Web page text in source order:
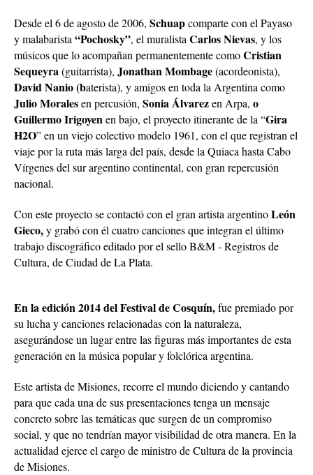
Desde el 6 de agosto de 2006, Schuapcomparte con el Payaso
y malabarista “Pochosky”, el muralista Carlos Nievas, y los
músicos que lo acompañan permanentemente comoCristian
Sequeyra(guitarrista), Jonathan Mombage(acordeonista),
David Nanio (baterista), y amigos en toda la Argentina como
Julio Moralesen percusión, Sonia Álvarezen Arpa, o
Guillermo Irigoyenen bajo, el proyecto itinerante de la “Gira
H2O” en un viejo colectivo modelo 1961, con el que registran el
viaje por la ruta más larga del país, desde la Quiaca hasta Cabo
Vírgenes del sur argentino continental, con gran repercusión
nacional.
Con este proyecto se contactó con el gran artista argentinoLeón
Gieco,y grabó con él cuatro canciones que integran el último
trabajo discográfico editado por el sello B&M - Registros de
Cultura, de Ciudad de La Plata.
En la edición 2014 del Festival de Cosquín,fue premiado por
su lucha y canciones relacionadas con la naturaleza,
asegurándose un lugar entre las figuras más importantes de esta
generación en la música popular y folclórica argentina.
Este artista de Misiones, recorre el mundo diciendo y cantando
para que cada una de sus presentaciones tenga un mensaje
concreto sobre las temáticas que surgen de un compromiso
social, y que no tendrían mayor visibilidad de otra manera. En la
actualidad ejerce el cargo de ministro de Cultura de la provincia
de Misiones.